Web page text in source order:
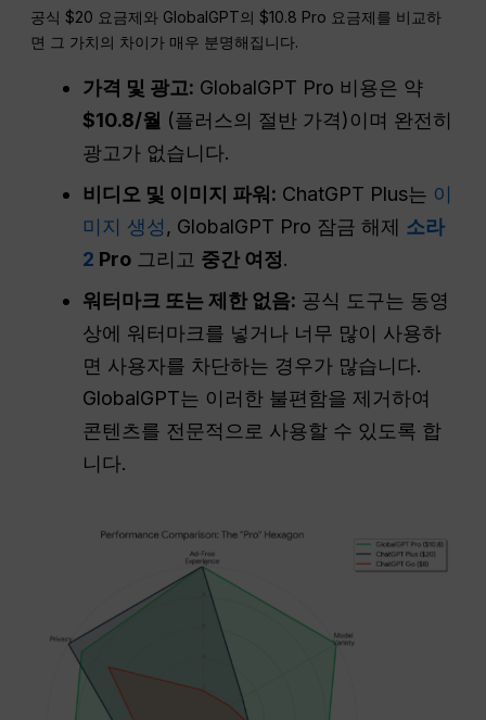
공식 $20 요금제와 GlobalGPT의 $10.8 Pro 요금제를 비교하
면 그 가치의 차이가 매우 분명해집니다.
가격 및 광고: GlobalGPT Pro 비용은 약
$10.8/월 (플러스의 절반 가격)이며 완전히
광고가 없습니다.
비디오 및 이미지 파워: ChatGPT Plus는 이
미지 생성 , GlobalGPT Pro 잠금 해제 소라
2 Pro 그리고 중간 여정.
워터마크 또는 제한 없음: 공식 도구는 동영
상에 워터마크를 넣거나 너무 많이 사용하
면 사용자를 차단하는 경우가 많습니다.
GlobalGPT는 이러한 불편함을 제거하여
콘텐츠를 전문적으로 사용할 수 있도록 합
니다.